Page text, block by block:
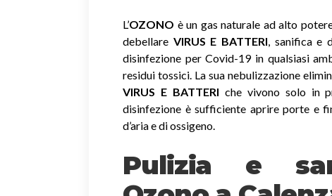
L’OZONO è un gas naturale ad alto
debellare VIRUS E BATTERI, sanifica e
disinfezione per Covid-19 in qualsiasi
residui tossici. La sua nebulizzazione
VIRUS E BATTERI che vivono solo in
disinfezione è sufficiente aprire porte e
d’aria e di ossigeno.
Pulizia e